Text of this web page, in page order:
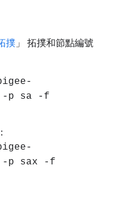
撲 」 拓撲和節點編號
-p sa -f
-p sax -f